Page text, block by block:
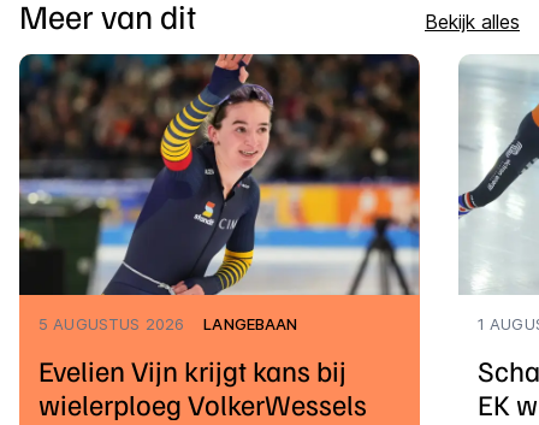
Meer van dit Bekijk alles
5 AUGUSTUS 2026 LANGEBAAN
Evelien Vijn krijgt kans bij
wielerploeg VolkerWessels
1
EK